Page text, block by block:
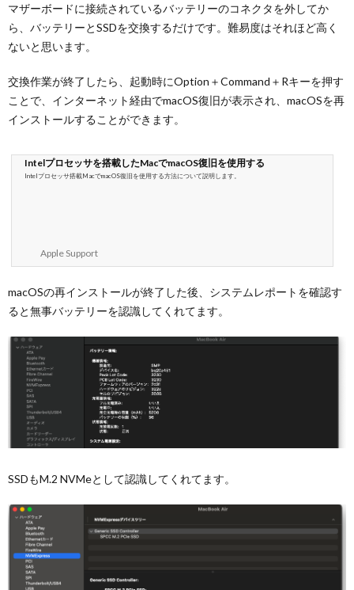
マザーボードに接続されているバッテリーのコネクタを外してか
ら、バッテリーとSSDを交換するだけです。難易度はそれほど高く
ないと思います。
交換作業が終了したら、起動時にOption＋Command＋Rキーを押す
ことで、インターネット経由でmacOS復旧が表示され、macOSを再
インストールすることができます。
Intelプロセッサを搭載したMacでmacOS復旧を使用する
Intelプロセッサ搭載MacでmacOS復旧を使用する方法について説明します。
Apple Support
macOSの再インストールが終了した後、システムレポートを確認す
ると無事バッテリーを認識してくれてます。
SSDもM.2 NVMeとして認識してくれてます。